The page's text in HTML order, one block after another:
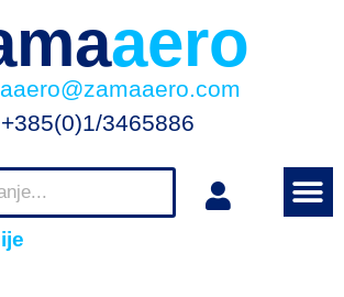
aero
+385(0)1/3465886